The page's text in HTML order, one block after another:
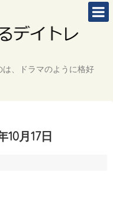
、ドラマのように格好
10月17日